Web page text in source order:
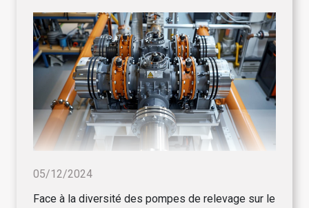
05/12/2024
Face à la diversité des pompes de relevage sur le